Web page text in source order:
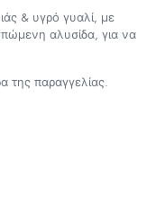
& υγρό γυαλί, με
αλυσίδα, για να
της παραγγελίας.